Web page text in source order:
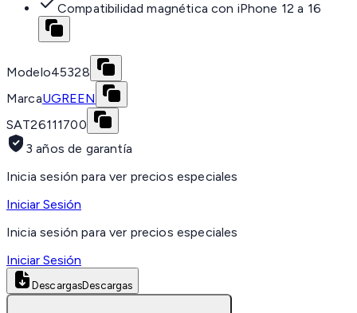
Compatibilidad magnética con iPhone 12 a 16
Modelo45328
MarcaUGREEN
SAT26111700
3 años de garantía
Inicia sesión para ver precios especiales
Iniciar Sesión
Inicia sesión para ver precios especiales
Iniciar Sesión
DescargasDescargas